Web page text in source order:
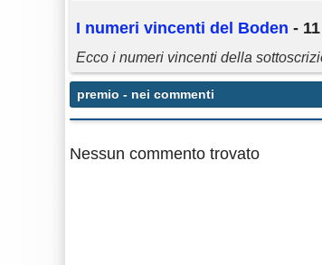
I numeri vincenti del Boden -
Ecco i numeri vincenti della
premio - nei commenti
Nessun commento trovato